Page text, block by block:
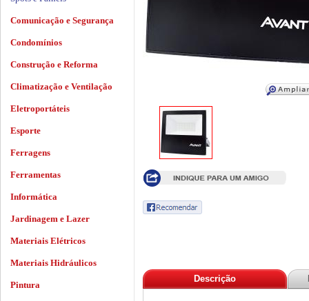
Descrição
Comunicação e Segurança
Condomínios
Construção e Reforma
Climatização e Ventilação
Eletroportáteis
Esporte
Ferragens
Ferramentas
Informática
Jardinagem e Lazer
Materiais Elétricos
Materiais Hidráulicos
Pintura